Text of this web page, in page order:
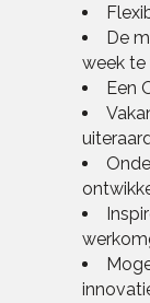
De
week te
Een